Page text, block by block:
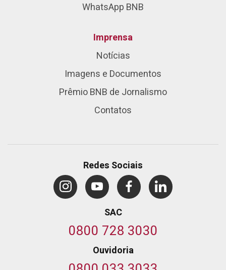
WhatsApp BNB
Imprensa
Notícias
Imagens e Documentos
Prêmio BNB de Jornalismo
Contatos
Redes Sociais
SAC
0800 728 3030
Ouvidoria